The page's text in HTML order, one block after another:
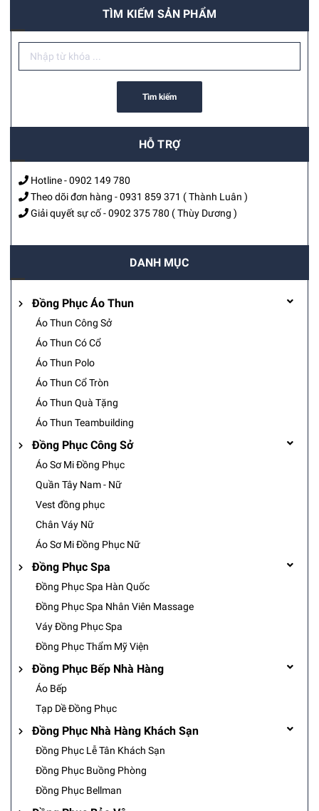
TÌM KIẾM SẢN PHẨM
Tìm kiếm
HỖ TRỢ
Hotline -0902 149 780
Theo dõi đơn hàng -0931 859 371 ( Thành Luân )
Giải quyết sự cố -0902 375 780 ( Thùy Dương )
DANH MỤC
Đồng Phục Áo Thun
Áo Thun Công Sở
Áo Thun Có Cổ
Áo Thun Polo
Áo Thun Cổ Tròn
Áo Thun Quà Tặng
Áo Thun Teambuilding
Đồng Phục Công Sở
Áo Sơ Mi Đồng Phục
Quần Tây Nam - Nữ
Vest đồng phục
Chân Váy Nữ
Áo Sơ Mi Đồng Phục Nữ
Đồng Phục Spa
Đồng Phục Spa Hàn Quốc
Đồng Phục Spa Nhân Viên Massage
Váy Đồng Phục Spa
Đồng Phục Thẩm Mỹ Viện
Đồng Phục Bếp Nhà Hàng
Áo Bếp
Tạp Dề Đồng Phục
Đồng Phục Nhà Hàng Khách Sạn
Đồng Phục Lễ Tân Khách Sạn
Đồng Phục Buồng Phòng
Đồng Phục Bellman